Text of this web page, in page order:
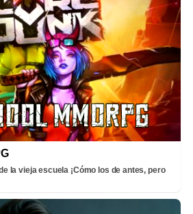
la vieja escuela ¡Cómo los de antes, pero